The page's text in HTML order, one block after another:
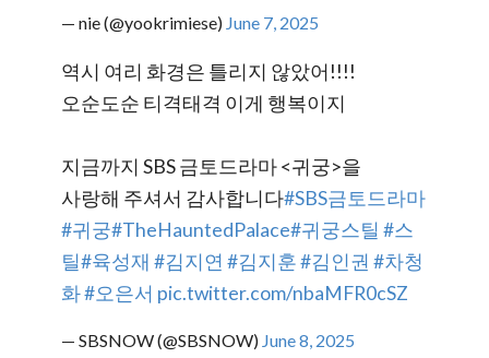
— nie (@yookrimiese) June 7, 2025
역시 여리 화경은 틀리지 않았어!!!!
오순도순 티격태격 이게 행복이지
지금까지 SBS 금토드라마 <귀궁>을
사랑해 주셔서 감사합니다#SBS금토드라마
#귀궁#TheHauntedPalace#귀궁스틸 #스
틸#육성재 #김지연 #김지훈#김인권 #차청
화#오은서 pic.twitter.com/nbaMFR0cSZ
— SBSNOW (@SBSNOW) June 8, 2025